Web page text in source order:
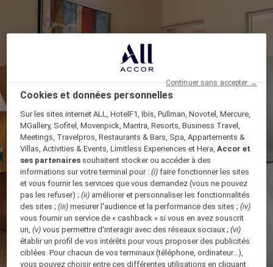
Cookies et données personnelles
Sur les sites internet ALL, HotelF1, Ibis, Pullman, Novotel, Mercure,
MGallery, Sofitel, Movenpick, Mantra, Resorts, Business Travel,
Meetings, Travelpros, Restaurants & Bars, Spa, Appartements &
Villas, Activities & Events, Limitless Experiences et Hera,Accor et
ses partenaires souhaitent stocker ou accéder à des
informations sur votre terminal pour :(i) faire fonctionner les sites
et vous fournir les services que vous demandez (vous ne pouvez
pas les refuser) ;(ii) améliorer et personnaliser les fonctionnalités
des sites ;(iii) mesurer l'audience et la performance des sites ;(iv)
vous fournir un service de « cashback » si vous en avez souscrit
un,(v) vous permettre d'interagir avec des réseaux sociaux ;(vi)
établir un profil de vos intérêts pour vous proposer des publicités
ciblées. Pour chacun de vos terminaux (téléphone, ordinateur…),
vous pouvez choisir entre ces différentes utilisations en cliquant
Continuer sans accepter →